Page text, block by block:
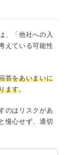
、「他社への入
えている可能性
答をあいまいに
ます。
のはリスクがあ
慢心せず、適切